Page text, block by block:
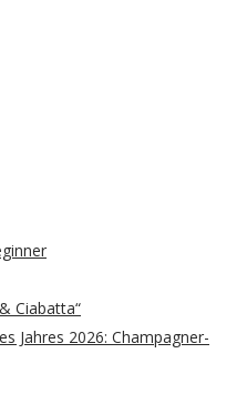
Ciabatta“
Jahres 2026: Champagner-